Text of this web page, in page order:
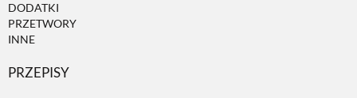
DODATKI
PRZETWORY
INNE
PRZEPISY